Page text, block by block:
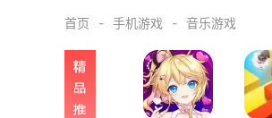
首页 手机游戏 音乐游戏